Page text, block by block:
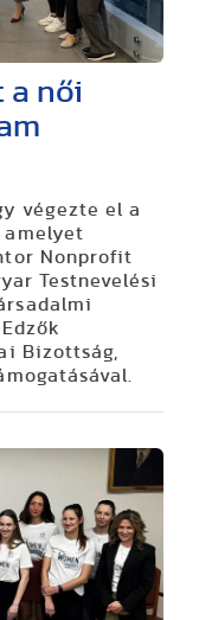
a női
végezte el a
amelyet
Nonprofit
Testnevelési
Bizottság,